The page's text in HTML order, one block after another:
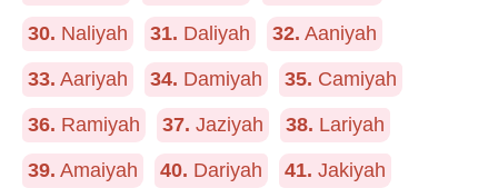
30. Naliyah 31. Daliyah 32. Aaniyah
33. Aariyah 34. Damiyah 35. Camiyah
36. Ramiyah 37. Jaziyah 38. Lariyah
39. Amaiyah 40. Dariyah 41. Jakiyah